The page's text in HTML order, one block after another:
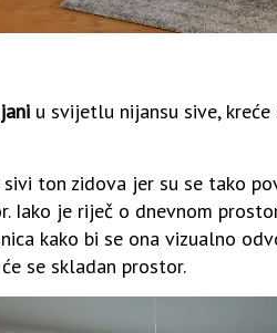
u svijetlu nijansu sive,
ton zidova jer su se tako
Iako je riječ o dnevnom
kako bi se ona vizualno
se skladan prostor.